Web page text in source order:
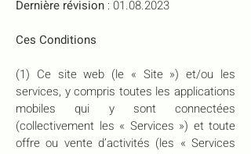
Dernière révision : 01.08.2023
Ces Conditions
(1) Ce site web (le « Site ») et/ou les
services, y compris toutes les applications
mobiles qui y sont connectées
(collectivement les « Services ») et toute
offre ou vente d’activités (les « Services